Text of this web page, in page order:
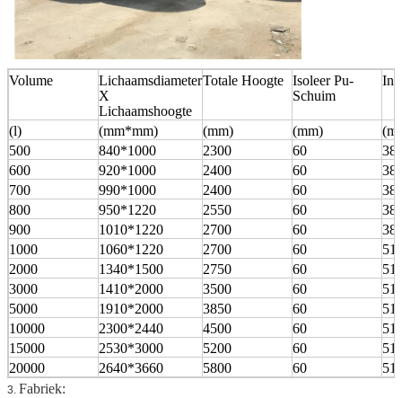
Volume
Lichaamsdiameter
X
Lichaamshoogte
Totale Hoogte Isoleer Pu-
Schuim
(l) (mm*mm) (mm) (mm)
500
840*1000 2300 60
38
600
920*1000 2400 60
38
700
990*1000 2400 60
38
800
950*1220 2550 60
38
900
1010*1220 2700 60
38
1000
1060*1220 2700 60
51
2000
1340*1500 2750 60
51
3000
1410*2000 3500 60
51
5000
1910*2000 3850 60
51
10000
2300*2440 4500 60
51
15000
2530*3000 5200 60
51
20000
2640*3660 5800 60 51
3. Fabriek: